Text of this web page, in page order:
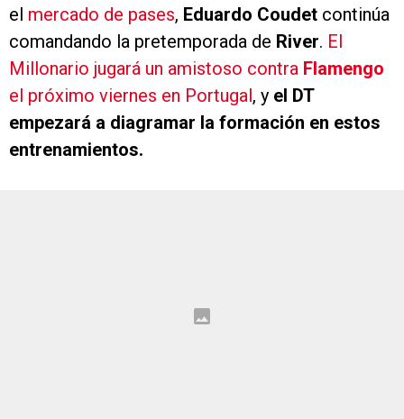
el mercado de pases, Eduardo Coudet continúa
comandando la pretemporada de River. El
Millonario jugará un amistoso contra Flamengo
el próximo viernes en Portugal , y el DT
empezará a diagramar la formación en estos
entrenamientos.